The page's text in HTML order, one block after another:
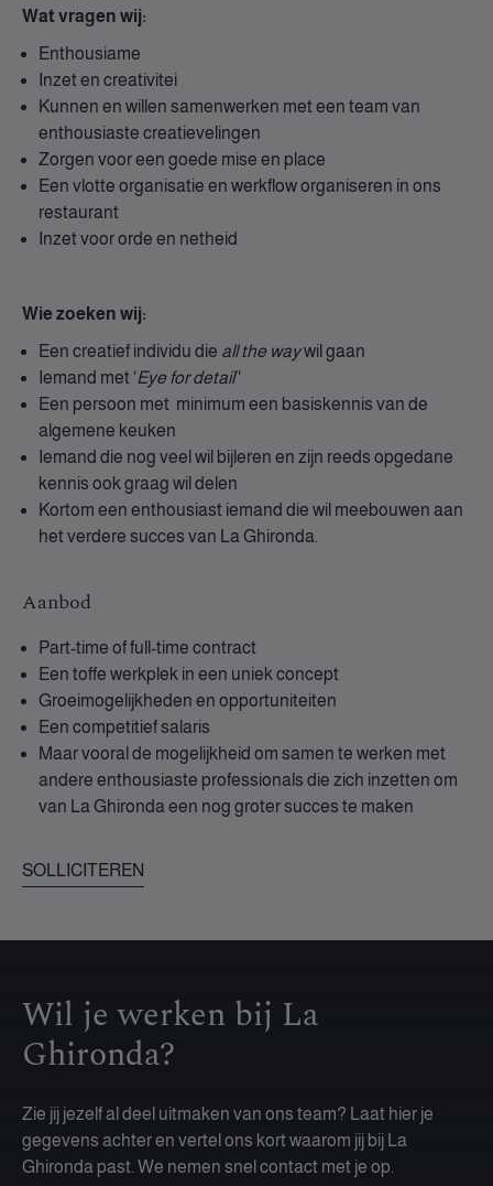
Wat vragen wij:
Enthousiame
Inzet en creativitei
Kunnen en willen samenwerken met een team van
enthousiaste creatievelingen
Zorgen voor een goede mise en place
Een vlotte organisatie en werkflow organiseren in ons
restaurant
Inzet voor orde en netheid
Wie zoeken wij:
Een creatief individu die all the waywil gaan
Iemand met ‘Eye for detail’'
Een persoon met minimum een basiskennis van de
algemene keuken
Iemand die nog veel wil bijleren en zijn reeds opgedane
kennis ook graag wil delen
Kortom een enthousiast iemand die wil meebouwen aan
het verdere succes van La Ghironda.
Aanbod
Part-time of full-time contract
Een toffe werkplek in een uniek concept
Groeimogelijkheden en opportuniteiten
Een competitief salaris
Maar vooral de mogelijkheid om samen te werken met
andere enthousiaste professionals die zich inzetten om
van La Ghironda een nog groter succes te maken
SOLLICITEREN
Wil je werken bij La
Ghironda?
Zie jij jezelf al deel uitmaken van ons team? Laat hier je
gegevens achter en vertel ons kort waarom jij bij La
Ghironda past. We nemen snel contact met je op.